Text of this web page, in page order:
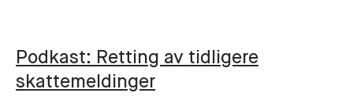
Podkast: Retting av tidligere
skattemeldinger